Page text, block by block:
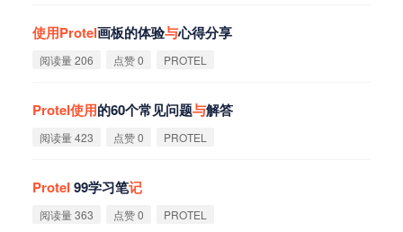
使用Protel画板的体验与心得分享
阅读量 206 点赞 0 PROTEL
Protel使用的60个常见问题与解答
阅读量 423 点赞 0 PROTEL
Protel 99学习笔记
阅读量 363 点赞 0 PROTEL